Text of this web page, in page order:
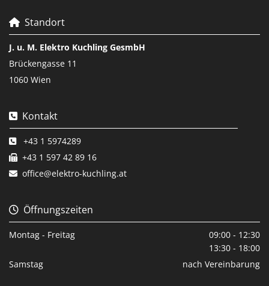
 Standort
J. u. M. Elektro Kuchling GesmbH
Brückengasse 11
1060 Wien
 Kontakt
 +43 1 5974289
 +43 1 597 42 89 16
 office@elektro-kuchling.at
 Öffnungszeiten
Montag - Freitag
09:00 - 12:30
13:30 - 18:00
Samstag
nach Vereinbarung